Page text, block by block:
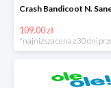
109.00 zł